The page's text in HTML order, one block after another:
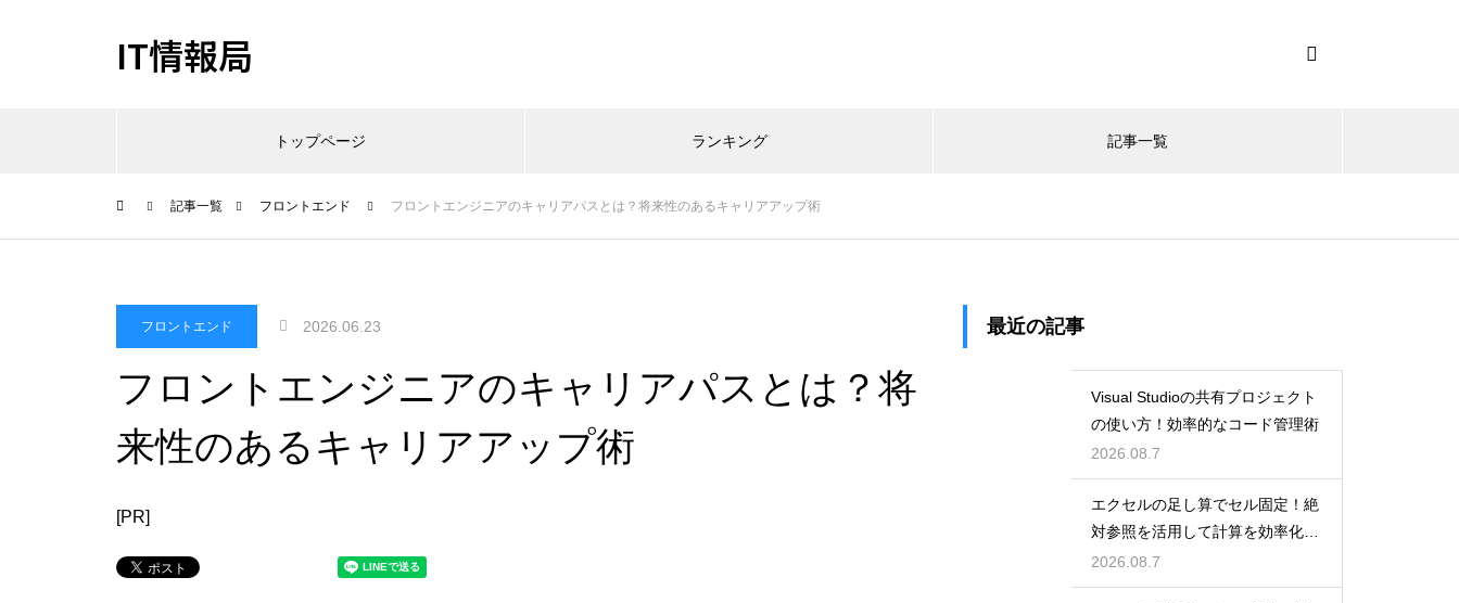
IT情報局
トップページ ランキング 記事一覧
記事一覧 フロントエンド フロントエンジニアのキャリアパスとは？将来性のあるキャリアアップ術
フロントエンド 2026.06.23
フロントエンジニアのキャリアパスとは？将
来性のあるキャリアアップ術
[PR]
最近の記事
Visual Studioの共有プロジェクト
の使い方！効率的なコード管理術
2026.08.7
エクセルの足し算でセル固定！絶
対参照を活用して計算を効率化し
よう
2026.08.7